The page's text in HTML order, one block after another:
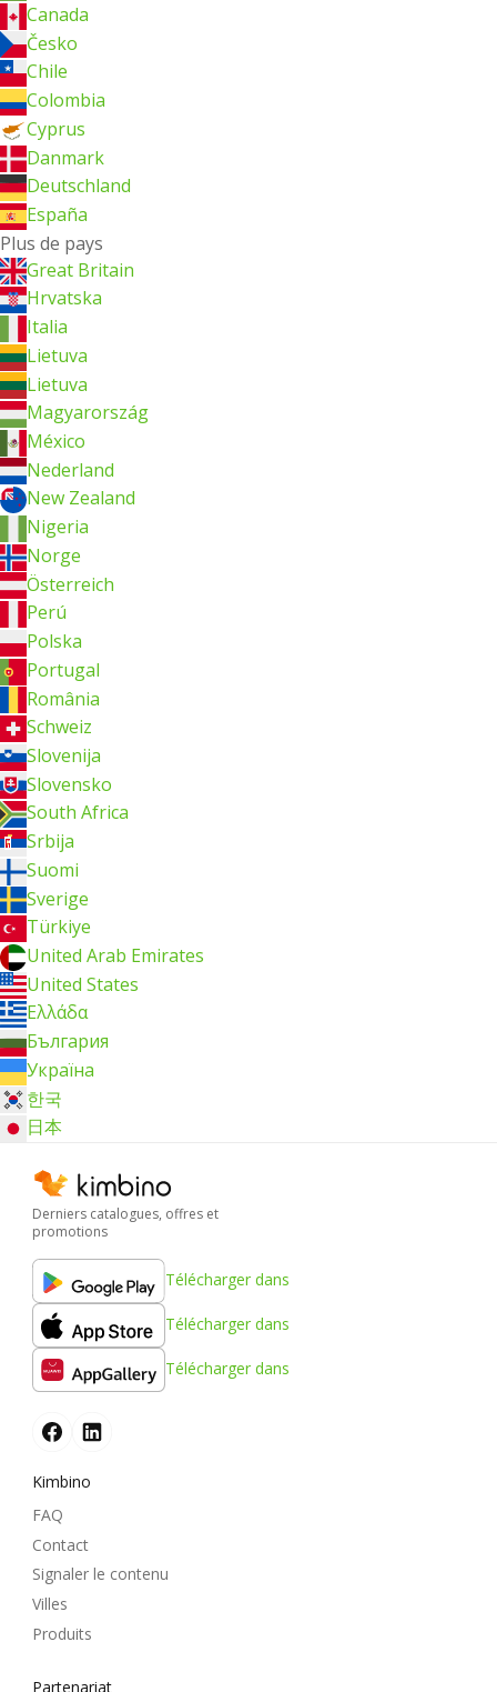
Canada
Česko
Chile
Colombia
Cyprus
Danmark
Deutschland
España
Plus de pays
Great Britain
Hrvatska
Italia
Lietuva
Lietuva
Magyarország
México
Nederland
New Zealand
Nigeria
Norge
Österreich
Perú
Polska
Portugal
România
Schweiz
Slovenija
Slovensko
South Africa
Srbija
Suomi
Sverige
Türkiye
United Arab Emirates
United States
Ελλάδα
България
Україна
한국
日本
Derniers catalogues, offres et
promotions
Télécharger dans
Télécharger dans
Télécharger dans
Kimbino
FAQ
Contact
Signaler le contenu
Villes
Produits
Partenariat